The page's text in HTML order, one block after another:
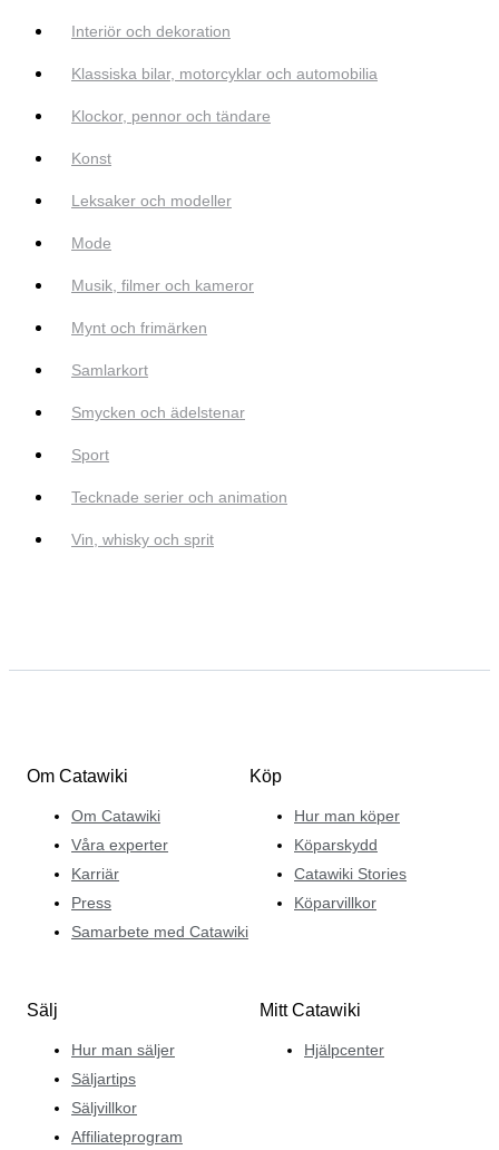
Interiör och dekoration
Klassiska bilar, motorcyklar och automobilia
Klockor, pennor och tändare
Konst
Leksaker och modeller
Mode
Musik, filmer och kameror
Mynt och frimärken
Samlarkort
Smycken och ädelstenar
Sport
Tecknade serier och animation
Vin, whisky och sprit
Om Catawiki
Om Catawiki
Våra experter
Karriär
Press
Samarbete med Catawiki
Köp
Hur man köper
Köparskydd
Catawiki Stories
Köparvillkor
Sälj
Hur man säljer
Säljartips
Säljvillkor
Affiliateprogram
Mitt Catawiki
Hjälpcenter